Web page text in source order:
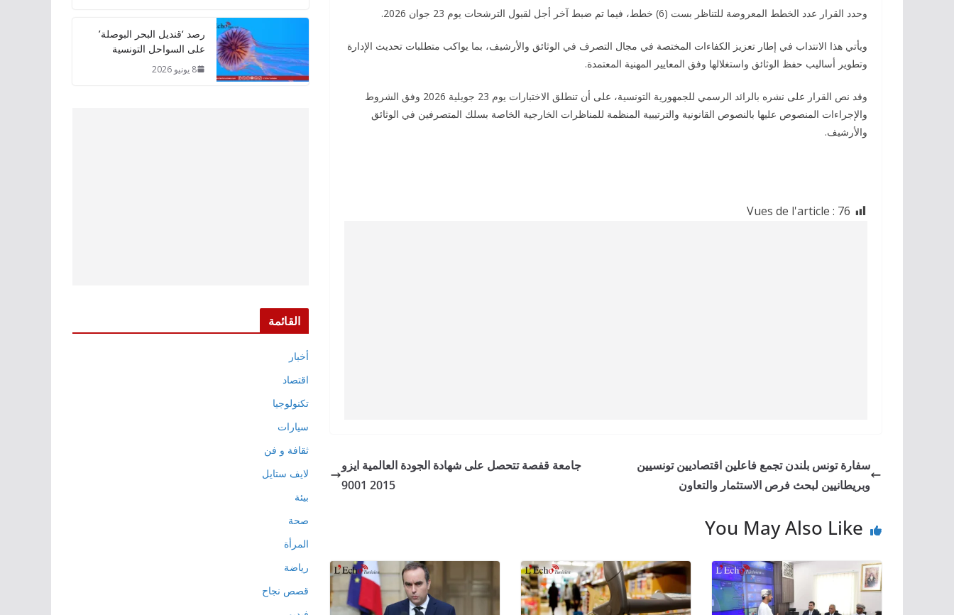
وحدد القرار عدد الخطط المعروضة للتناظر بست (6) خطط، فيما تم ضبط آخر أجل لقبول الترشحات يوم 23 جوان 2026.
ويأتي هذا الانتداب في إطار تعزيز الكفاءات المختصة في مجال التصرف في الوثائق والأرشيف، بما يواكب متطلبات تحديث الإدارة
وتطوير أساليب حفظ الوثائق واستغلالها وفق المعايير المهنية المعتمدة.
وقد نص القرار على نشره بالرائد الرسمي للجمهورية التونسية، على أن تنطلق الاختبارات يوم 23 جويلية 2026 وفق الشروط
والإجراءات المنصوص عليها بالنصوص القانونية والترتيبية المنظمة للمناظرات الخارجية الخاصة بسلك المتصرفين في الوثائق
والأرشيف.
Vues de l'article : 76
سفارة تونس بلندن تجمع فاعلين اقتصاديين تونسيين
وبريطانيين لبحث فرص الاستثمار والتعاون
جامعة قفصة تتحصل على شهادة الجودة العالمية ايزو
2015 9001
You May Also Like
رصد ‘قنديل البحر البوصلة’
على السواحل التونسية
8 يونيو 2026
القائمة
أخبار
اقتصاد
تكنولوجيا
سيارات
ثقافة و فن
لايف ستايل
بيئة
صحة
المرأة
رياضة
قصص نجاح